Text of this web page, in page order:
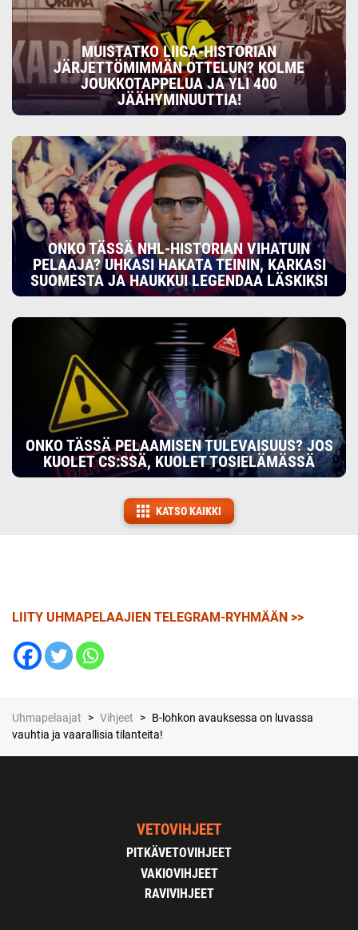
MUISTATKO LIIGA-HISTORIAN
JÄRJETTÖMIMMÄN OTTELUN? KOLME
JOUKKOTAPPELUA JA YLI 400
JÄÄHYMINUUTTIA!
ONKO TÄSSÄ NHL-HISTORIAN VIHATUIN
PELAAJA? UHKASI HAKATA TEININ, KARKASI
SUOMESTA JA HAUKKUI LEGENDAA LÄSKIKSI
ONKO TÄSSÄ PELAAMISEN TULEVAISUUS? JOS
KUOLET CS:SSÄ, KUOLET TOSIELÄMÄSSÄ
KATSO KAIKKI
LIITY UHMAPELAAJIEN TELEGRAM-RYHMÄÄN >>
Uhmapelaajat > Vihjeet > B-lohkon avauksessa on luvassa
vauhtia ja vaarallisia tilanteita!
VETOVIHJEET
PITKÄVETOVIHJEET
VAKIOVIHJEET
RAVIVIHJEET